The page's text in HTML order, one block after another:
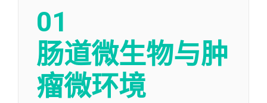
01
肠道微生物与肿
瘤微环境